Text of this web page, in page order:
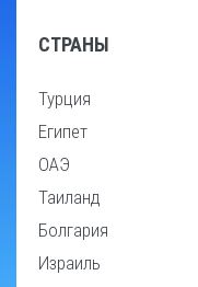
СТРАНЫ
Турция
Египет
ОАЭ
Таиланд
Болгария
Израиль